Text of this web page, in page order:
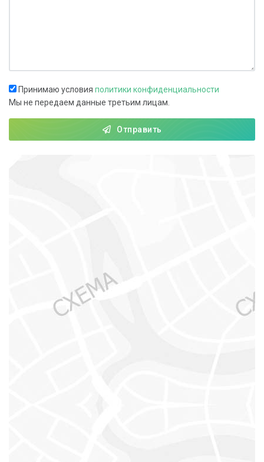
Принимаю условия политики конфиденциальности
Мы не передаем данные третьим лицам.
Отправить